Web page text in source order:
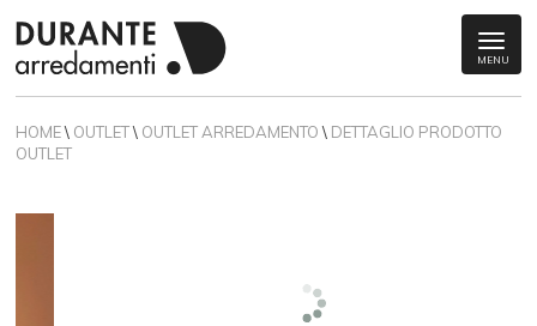
MENU
HOME\ OUTLET\ OUTLET ARREDAMENTO\ DETTAGLIO PRODOTTO
OUTLET